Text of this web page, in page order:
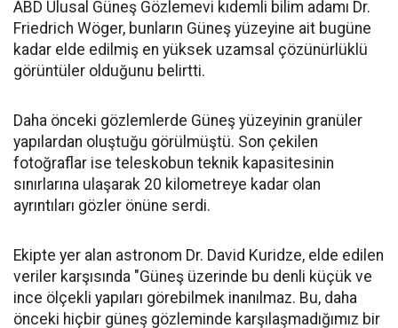
ABD Ulusal Güneş Gözlemevi kıdemli bilim adamı Dr.
Friedrich Wöger, bunların Güneş yüzeyine ait bugüne
kadar elde edilmiş en yüksek uzamsal çözünürlüklü
görüntüler olduğunu belirtti.
Daha önceki gözlemlerde Güneş yüzeyinin granüler
yapılardan oluştuğu görülmüştü. Son çekilen
fotoğraflar ise teleskobun teknik kapasitesinin
sınırlarına ulaşarak 20 kilometreye kadar olan
ayrıntıları gözler önüne serdi.
Ekipte yer alan astronom Dr. David Kuridze, elde edilen
veriler karşısında "Güneş üzerinde bu denli küçük ve
ince ölçekli yapıları görebilmek inanılmaz. Bu, daha
önceki hiçbir güneş gözleminde karşılaşmadığımız bir